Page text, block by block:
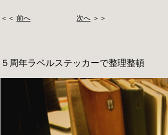
＜＜ 前へ 次へ ＞＞
５周年ラベルステッカーで整理整頓